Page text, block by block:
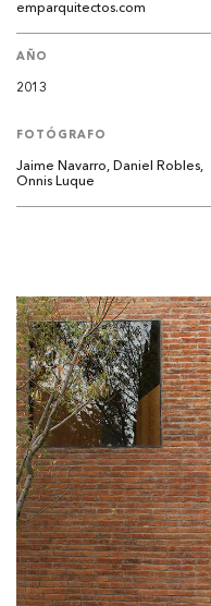
emparquitectos.com
AÑO
2013
FOTÓGRAFO
Jaime Navarro, Daniel Robles,
Onnis Luque